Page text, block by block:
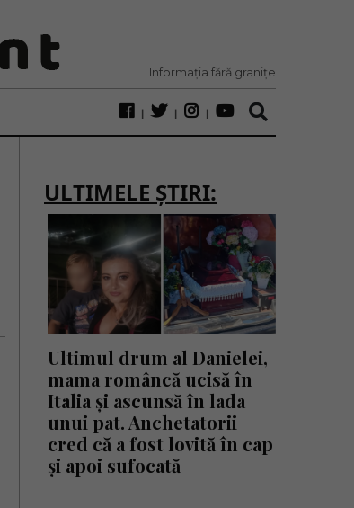
Informația fără granițe
ULTIMELE ȘTIRI:
Ultimul drum al Danielei,
mama româncă ucisă în
Italia și ascunsă în lada
unui pat. Anchetatorii
cred că a fost lovită în cap
și apoi sufocată